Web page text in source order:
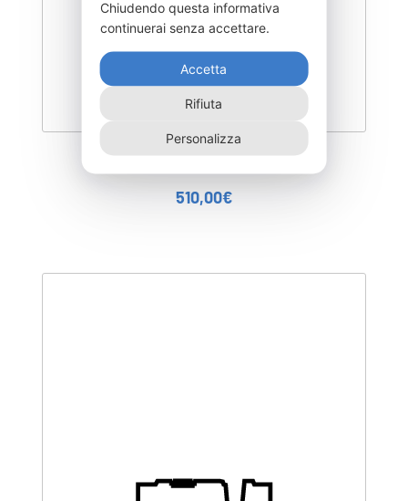
510,00€
Chiudendo questa informativa
continuerai senza accettare.
Accetta
Rifiuta
Personalizza